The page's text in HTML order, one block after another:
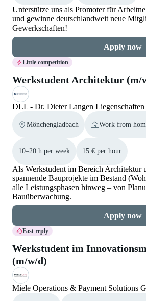
Unterstütze uns als Promoter für
und gewinne deutschlandweit neue
Gewerkschaften!
Apply now
Little competition
Werkstudent Architektur (m/
DLL - Dr. Dieter Langen Liegenschaften
Mönchengladbach Work from
10–20 h per week 15 € per hour
Als Werkstudent im Bereich Architektur
spannende Bauprojekte im Bestand
alle Leistungsphasen hinweg – von
Bauüberwachung.
Apply now
Fast reply
Werkstudent im
(m/w/d)
Miele Operations & Payment Solutions